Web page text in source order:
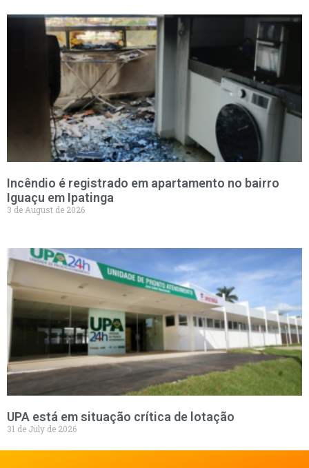
Incêndio é registrado em apartamento no bairro
Iguaçu em Ipatinga
3 de August de 2026
UPA está em situação crítica de lotação
31 de July de 2026